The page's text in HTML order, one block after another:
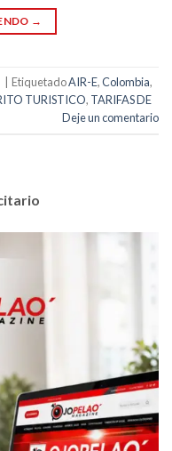
→
EtiquetadoAIR-E,Colombia,
TURISTICO, TARIFAS DE
Deje un comentario